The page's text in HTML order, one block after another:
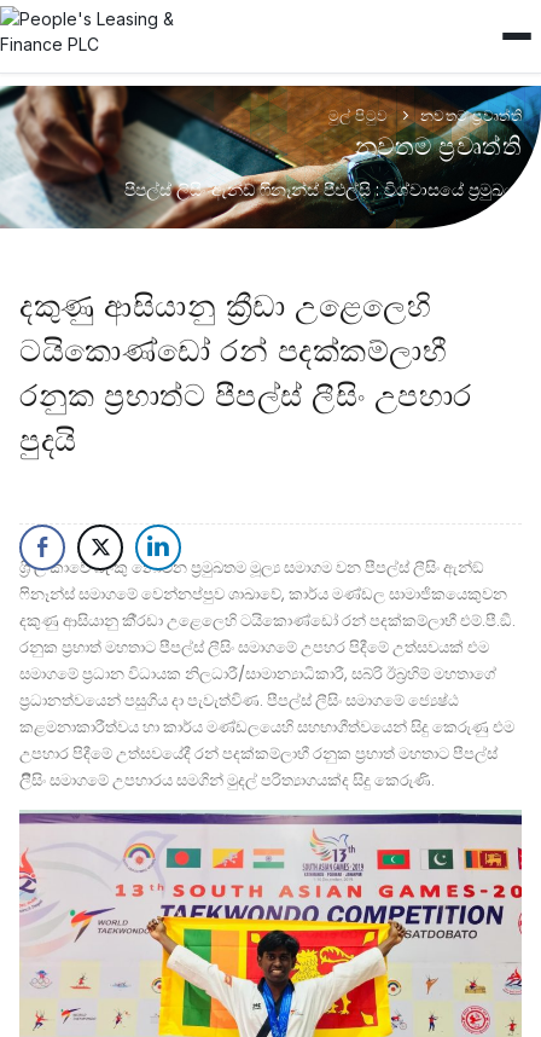
මුල් පිටුව නවතම ප්‍රවෘත්ති
නවතම ප්‍රවෘත්ති
පීපල්ස් ලිසිං ඇන්ඩ් ෆිනෑන්ස් පීඑල්සි : විශ්වාසයේ ප්‍රමුඛයා
දකුණු ආසියානු ක්‍රීඩා උළෙලෙහි
ටයිකොණ්ඩෝ රන් පදක්කම්ලාභී
රනුක ප‍්‍රභාත්ට පීපල්ස් ලීසිං උපහාර
පුදයි
ශ‍්‍රී ලංකාවේ බැංකු නොවන ප‍්‍රමුඛතම මූල්‍ය සමාගම වන පීපල්ස් ලීසිං ඇන්ඞ්
ෆිනෑන්ස් සමාගමේ වෙන්නප්පුව ශාඛාවේ, කාර්ය මණ්ඩල සාමාජිකයෙකුවන
දකුණු ආසියානු කී‍්‍රඩා උළෙලෙහි ටයිකොණ්ඩෝ රන් පදක්කම්ලාභී එම්.පී.ඞී.
රනුක ප‍්‍රභාත් මහතාට පීපල්ස් ලීසිං සමාගමේ උපහර පිදීමේ උත්සවයක් එම
සමාගමේ ප‍්‍රධාන විධායක නිලධාරී/සාමාන්‍යාධිකාරී, සබ්රි ඊබ‍්‍රහිම් මහතාගේ
ප‍්‍රධානත්වයෙන් පසුගිය දා පැවැත්විණ. පීපල්ස් ලීසිං සමාගමේ ජ්‍යෙෂ්ඨ
කළමනාකාරීත්වය හා කාර්ය මණ්ඩලයෙහි සහභාගීත්වයෙන් සිදු කෙරුණු එම
උපහාර පිදීමේ උත්සවයේදී රන් පදක්කම්ලාභී රනුක ප‍්‍රභාත් මහතාට පීපල්ස්
ලීිසිං සමාගමේ උපහාරය සමගින් මුදල් පරිත්‍යාගයක්ද සිදු කෙරුණි.